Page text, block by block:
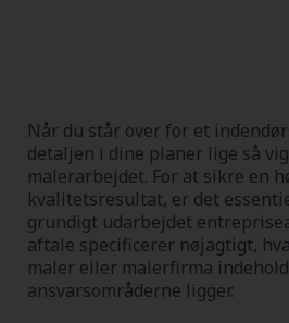
Når du står over for et
detaljen i dine planer lige så
malerarbejdet. For at sikre en
kvalitetsresultat, er det
grundigt udarbejdet
aftale specificerer nøjagtigt,
maler eller malerfirma
ansvarsområderne ligger.